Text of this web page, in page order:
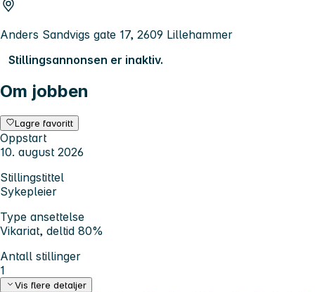
Anders Sandvigs gate 17, 2609 Lillehammer
Stillingsannonsen er inaktiv.
Om jobben
Lagre favoritt
Oppstart
10. august 2026
Stillingstittel
Sykepleier
Type ansettelse
Vikariat, deltid 80%
Antall stillinger
1
Vis flere detaljer